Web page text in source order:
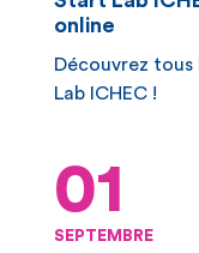
online
Découvrez
Lab ICHEC !
01
SEPTEMBRE